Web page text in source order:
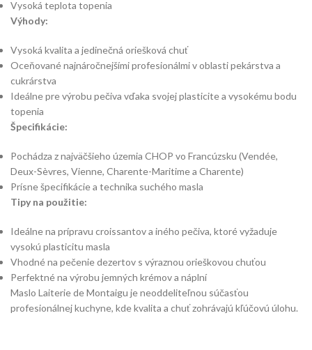
Vysoká teplota topenia
Výhody:
Vysoká kvalita a jedinečná oriešková chuť
Oceňované najnáročnejšími profesionálmi v oblasti pekárstva a
cukrárstva
Ideálne pre výrobu pečiva vďaka svojej plasticite a vysokému bodu
topenia
Špecifikácie:
Pochádza z najväčšieho územia CHOP vo Francúzsku (Vendée,
Deux-Sèvres, Vienne, Charente-Maritime a Charente)
Prísne špecifikácie a technika suchého masla
Tipy na použitie:
Ideálne na prípravu croissantov a iného pečiva, ktoré vyžaduje
vysokú plasticitu masla
Vhodné na pečenie dezertov s výraznou orieškovou chuťou
Perfektné na výrobu jemných krémov a náplní
Maslo Laiterie de Montaigu je neoddeliteľnou súčasťou
profesionálnej kuchyne, kde kvalita a chuť zohrávajú kľúčovú úlohu.